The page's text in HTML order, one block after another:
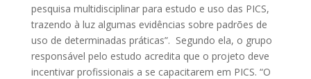
pesquisa multidisciplinar para estudo e uso das PICS,
trazendo à luz algumas evidências sobre padrões de
uso de determinadas práticas”. Segundo ela, o grupo
responsável pelo estudo acredita que o projeto deve
incentivar profissionais a se capacitarem em PICS. “O